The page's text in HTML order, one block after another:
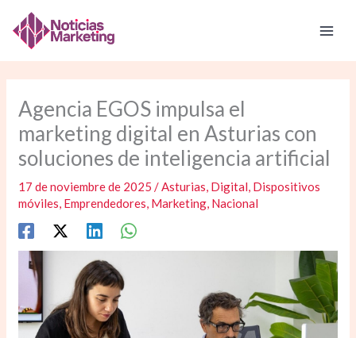
contenido
Agencia EGOS impulsa el
marketing digital en Asturias con
soluciones de inteligencia artificial
17 de noviembre de 2025/Asturias, Digital, Dispositivos
móviles, Emprendedores, Marketing, Nacional